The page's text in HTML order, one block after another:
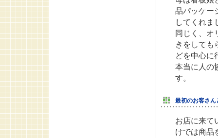
品パッケー
してくれま
同じく、オ
きをしても
どを中心に
本当に人の
す。
最初のお客さん
お店に来て
けでは商品